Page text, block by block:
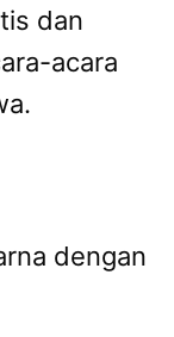
dan
acara
dengan